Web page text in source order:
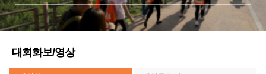
대회화보/영상